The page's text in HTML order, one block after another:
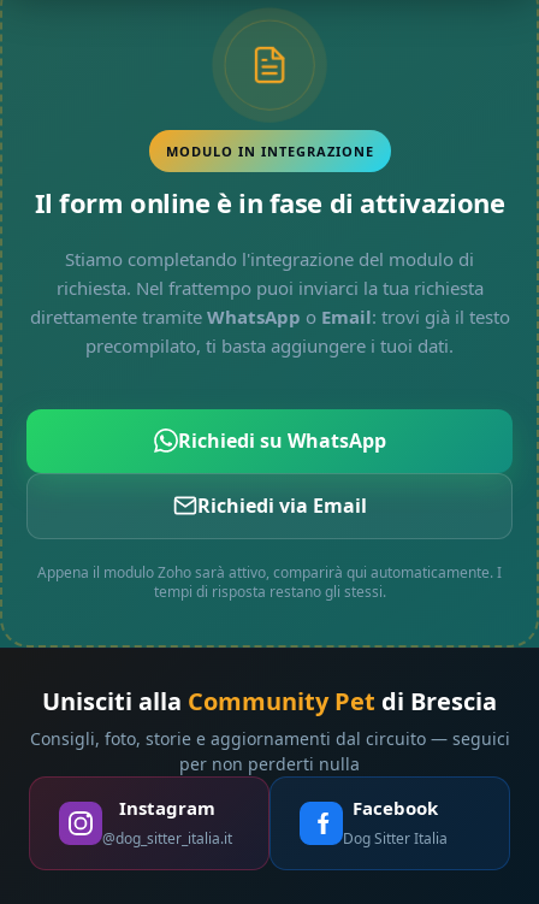
MODULO IN INTEGRAZIONE
Il form online è in fase di attivazione
Stiamo completando l'integrazione del modulo di
richiesta. Nel frattempo puoi inviarci la tua richiesta
direttamente tramite WhatsApp o Email: trovi già il testo
precompilato, ti basta aggiungere i tuoi dati.
Richiedi su WhatsApp
Richiedi via Email
Appena il modulo Zoho sarà attivo, comparirà qui automaticamente. I
tempi di risposta restano gli stessi.
Unisciti alla Community Pet di Brescia
Consigli, foto, storie e aggiornamenti dal circuito — seguici
per non perderti nulla
Instagram
@dog_sitter_italia.it
Facebook
Dog Sitter Italia